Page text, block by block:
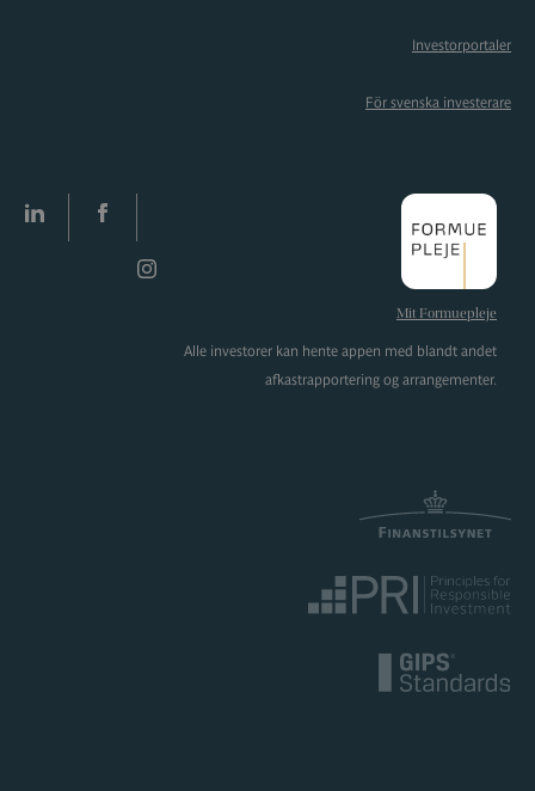
Investorportaler
För svenska investerare
Mit Formuepleje
Alle investorer kan hente appen med blandt andet
afkastrapportering og arrangementer.